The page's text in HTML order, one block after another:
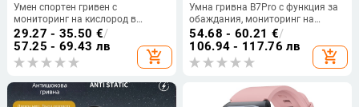
Умен спортен гривен с
мониторинг на кислород в
кръвта, измерване на сърдечен
ритъм и кръвно налягане,
проследяване на съня,
водоустойчив, силиконова
29.27 - 35.50 €/
57.25 - 69.43 лв
add_shopping_cart
Умна гривна B7Pro с функция за
обаждания, мониторинг на
сърдечен ритъм и кръвно
налягане, клавиатура за
набиране, едно щракване за
свързване с телефонната книга,
54.68 - 60.21 €/
106.94 - 117.76 лв
add_shopping_cart